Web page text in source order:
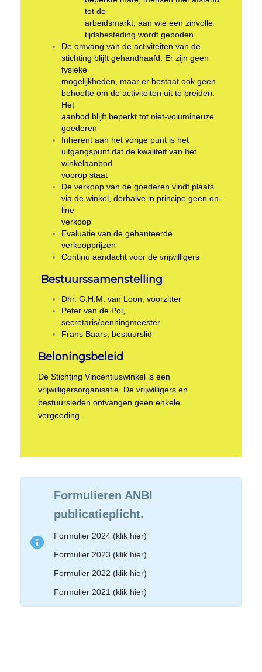
tot de
arbeidsmarkt, aan wie een zinvolle
tijdsbesteding wordt geboden
De omvang van de activiteiten van de
stichting blijft gehandhaafd. Er zijn geen
fysieke
mogelijkheden, maar er bestaat ook geen
behoefte om de activiteiten uit te breiden.
Het
aanbod blijft beperkt tot niet-volumineuze
goederen
Inherent aan het vorige punt is het
uitgangspunt dat de kwaliteit van het
winkelaanbod
voorop staat
De verkoop van de goederen vindt plaats
via de winkel, derhalve in principe geen on-
line
verkoop
Evaluatie van de gehanteerde
verkoopprijzen
Continu aandacht voor de vrijwilligers
Bestuurssamenstelling
Dhr. G.H.M. van Loon, voorzitter
Peter van de Pol,
secretaris/penningmeester
Frans Baars, bestuurslid
Beloningsbeleid
De Stichting Vincentiuswinkel is een
vrijwilligersorganisatie. De vrijwilligers en
bestuursleden ontvangen geen enkele
vergoeding.
Formulieren ANBI
publicatieplicht.
Formulier 2024 (klik hier)
Formulier 2023 (klik hier)
Formulier 2022 (klik hier)
Formulier 2021 (klik hier)